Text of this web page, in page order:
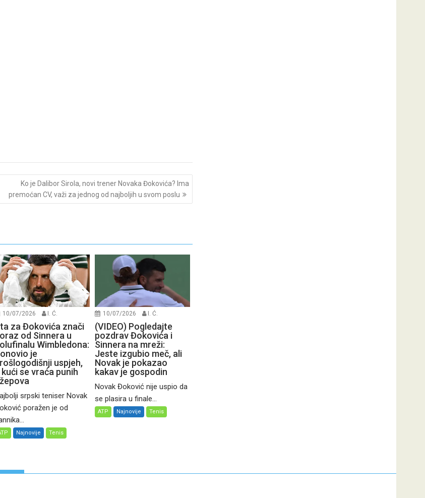
Ko je Dalibor Sirola, novi trener Novaka Đokovića? Ima
premoćan CV, važi za jednog od najboljih u svom poslu
10/07/2026 I. Ć.
za Đokovića znači
od Sinnera u
Wimbledona:
je
uspjeh,
kući se vraća punih
srpski teniser Novak
poražen je od
Najnovije Tenis
10/07/2026 I. Ć.
(VIDEO) Pogledajte
pozdrav Đokovića i
Sinnera na mreži:
Jeste izgubio meč, ali
Novak je pokazao
kakav je gospodin
Novak Đoković nije uspio da
se plasira u finale...
ATP Najnovije Tenis